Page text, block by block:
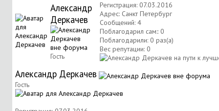
Александр
Деркачев
Гость
Регистрация: 07.03.2016
Адрес: Санкт Петербург
Сообщений: 4
Поблагодарил сам:: 0
Поблагодарили: 0 раз(а)
Вес репутации: 0
Александр Деркачев
Гость